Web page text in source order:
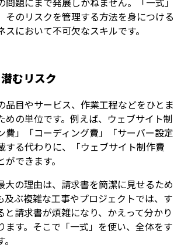
そのリスクを管理する方法を身につける
において不可欠なスキルです。
むリスク
品目やサービス、作業工程などをひとま
めの単位です。例えば、ウェブサイト制
費」「コーディング費」「サーバー設定
する代わりに、「ウェブサイト制作費
できます。
大の理由は、請求書を簡潔に見せるため
及ぶ複雑な工事やプロジェクトでは、す
と請求書が煩雑になり、かえって分かり
ます。そこで「一式」を使い、全体をす